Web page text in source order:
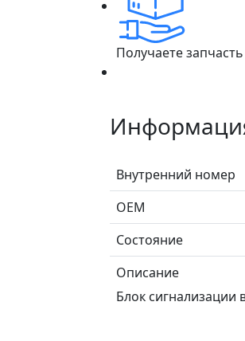
Получаете
Внутренний номер
ОЕМ
Состояние
Описание
Блок сигнализации